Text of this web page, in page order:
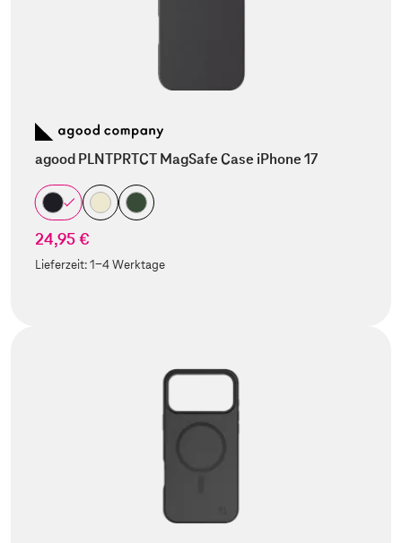
agood PLNTPRTCT MagSafe Case iPhone 17
24,95 €
Lieferzeit:1-4 Werktage